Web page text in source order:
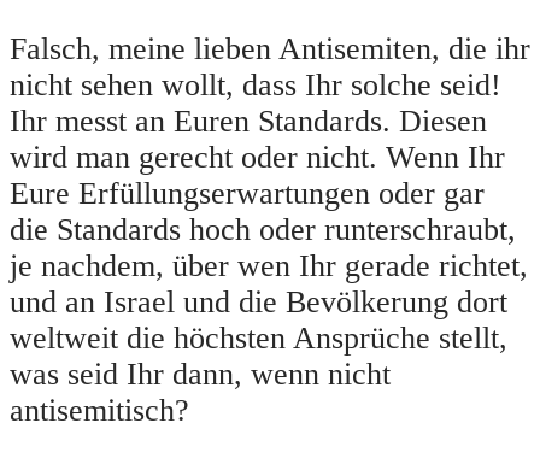
Falsch, meine lieben Antisemiten, die ihr
nicht sehen wollt, dass Ihr solche seid!
Ihr messt an Euren Standards. Diesen
wird man gerecht oder nicht. Wenn Ihr
Eure Erfüllungserwartungen oder gar
die Standards hoch oder runterschraubt,
je nachdem, über wen Ihr gerade richtet,
und an Israel und die Bevölkerung dort
weltweit die höchsten Ansprüche stellt,
was seid Ihr dann, wenn nicht
antisemitisch?